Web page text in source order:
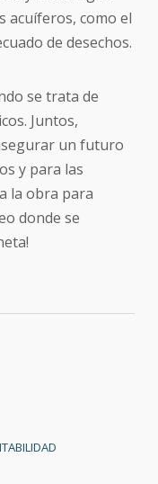
acuíferos, como el
de desechos.
se trata de
Juntos,
un futuro
y para las
la obra para
donde se